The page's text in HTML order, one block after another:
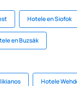
Hotele en Siofok
en Buzsák
Hotele